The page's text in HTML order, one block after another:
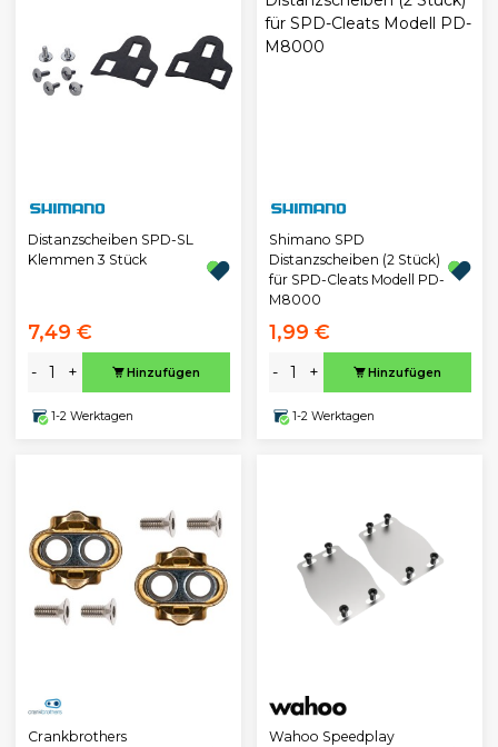
Distanzscheiben SPD-SL
Klemmen 3 Stück
7,49 €
- + Hinzufügen
1-2 Werktagen
Shimano SPD
Distanzscheiben (2 Stück)
für SPD-Cleats Modell PD-
M8000
1,99 €
- + Hinzufügen
1-2 Werktagen
Crankbrothers
Wahoo Speedplay